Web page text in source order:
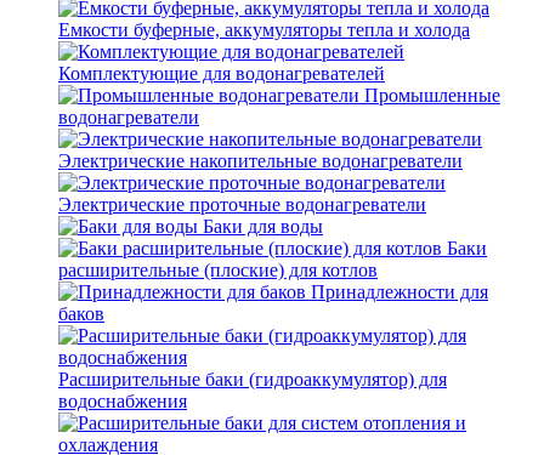
Емкости буферные, аккумуляторы тепла и холода
Комплектующие для водонагревателей
Промышленные
водонагреватели
Электрические накопительные водонагреватели
Электрические проточные водонагреватели
Баки для воды
Баки
расширительные (плоские) для котлов
Принадлежности для
баков
Расширительные баки (гидроаккумулятор) для
водоснабжения